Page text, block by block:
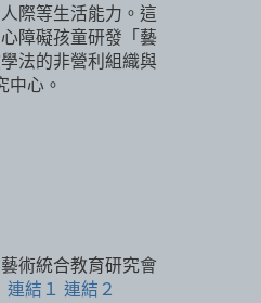
際等生活能力。這
障礙孩童研發「藝
法的非營利組織與
中心。
術統合教育研究會
連結１ 連結２